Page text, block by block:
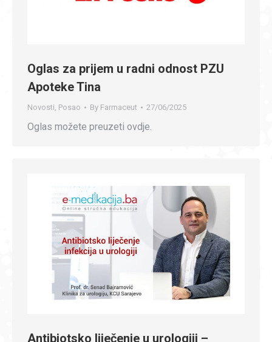
Oglas za prijem u radni odnost PZU
Apoteke Tina
Novosti, Posao By Farmaceut 27/06/2025
Oglas možete preuzeti ovdje.
Antibiotsko liječenje u urologiji –